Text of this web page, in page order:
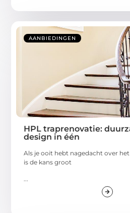
AANBIEDINGEN
HPL traprenovatie:
design in één
Als je ooit hebt nagedacht over
is de kans groot